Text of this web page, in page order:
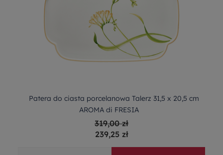
Patera do ciasta porcelanowa Talerz 31,5 x 20,5 cm
AROMA di FRESIA
319,00 zł
239,25 zł